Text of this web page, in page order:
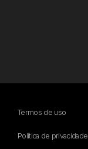
Termos de uso
Política de privacidade